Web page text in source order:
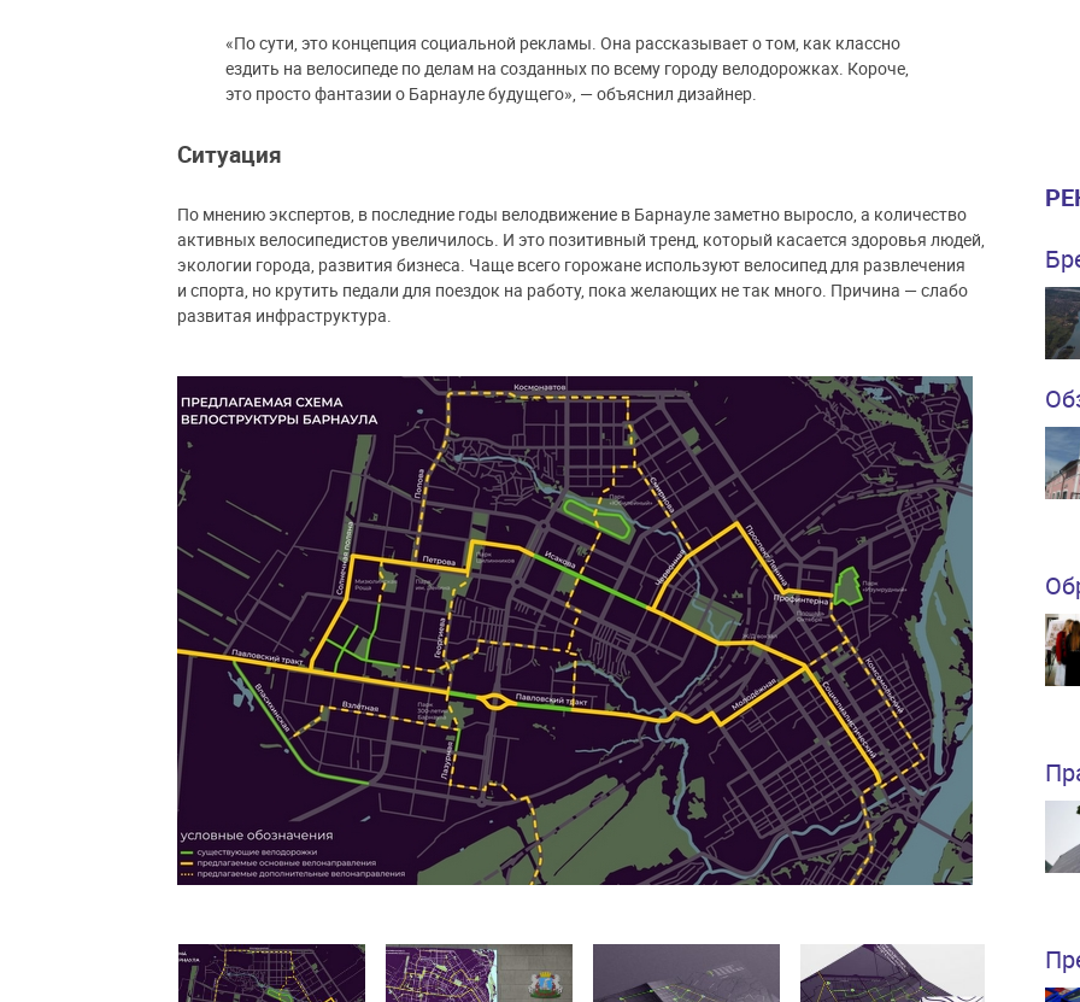
«По сути, это концепция социальной рекламы. Она рассказывает о том, как классно
ездить на велосипеде по делам на созданных по всему городу велодорожках. Короче,
это просто фантазии о Барнауле будущего», — объяснил дизайнер.
Ситуация
По мнению экспертов, в последние годы велодвижение в Барнауле заметно выросло, а количество
активных велосипедистов увеличилось. И это позитивный тренд, который касается здоровья людей,
экологии города, развития бизнеса. Чаще всего горожане используют велосипед для развлечения
и спорта, но крутить педали для поездок на работу, пока желающих не так много. Причина — слабо
развитая инфраструктура.